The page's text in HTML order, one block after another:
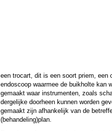
een trocart, dit is een soort priem, een
endoscoop waarmee de buikholte kan
gemaakt waar instrumenten, zoals
dergelijke doorheen kunnen worden
gemaakt zijn afhankelijk van de
(behandeling)plan.